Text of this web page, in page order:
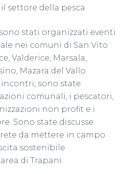
settore della pesca.
sono stati organizzati eventi
nei comuni di San Vito
Valderice, Marsala,
Mazara del Vallo
sono state
comunali, i pescatori,
non profit e i
Sono state discusse
da mettere in campo
sostenibile
di Trapani.